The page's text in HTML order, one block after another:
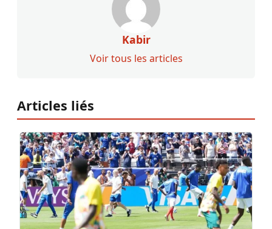
Kabir
Voir tous les articles
Articles liés